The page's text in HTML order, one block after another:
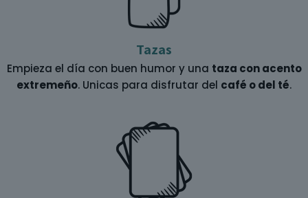
Tazas
Empieza el día con buen humor y una taza con acento
extremeño. Unicas para disfrutar del café o del té.